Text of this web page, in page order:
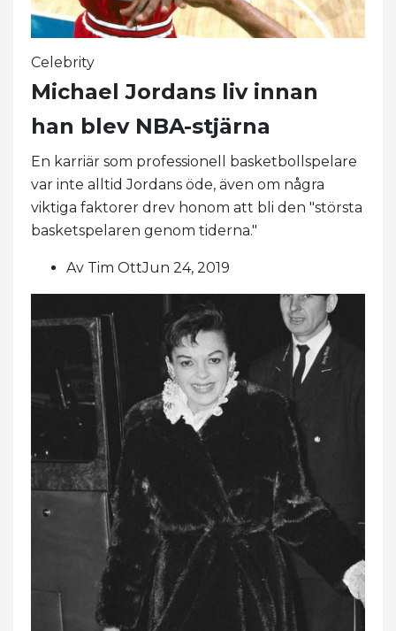
Celebrity
Michael Jordans liv innan
han blev NBA-stjärna
En karriär som professionell basketbollspelare
var inte alltid Jordans öde, även om några
viktiga faktorer drev honom att bli den "största
basketspelaren genom tiderna."
Av Tim OttJun 24, 2019